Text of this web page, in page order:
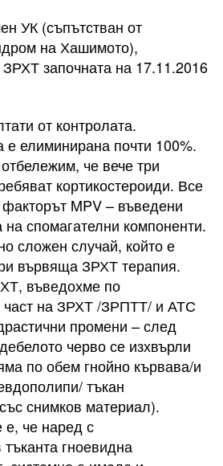
УК (съпътстван от
на Хашимото),
започната на 17.11.2016
от контролата.
е елиминирана почти 100%.
че вече три
кортикостероиди. Все
MPV – въведени
спомагателни компоненти.
сложен случай, който е
вървяща ЗРХТ терапия.
въведохме по
част на ЗРХТ /ЗРПТТ/ и АТС
промени – след
черво се изхвърли
по обем гнойно кървава/и
тъкан
снимков материал).
че наред с
гноевидна